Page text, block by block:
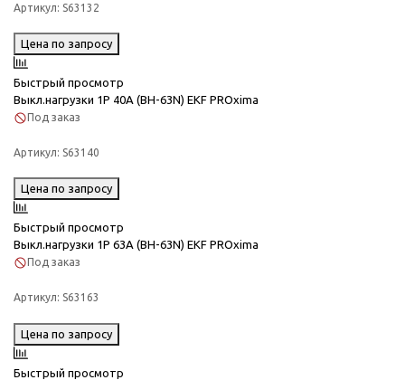
Артикул: S63132
Цена по запросу
Быстрый просмотр
Выкл.нагрузки 1Р 40А (ВН-63N) EKF PROxima
Под заказ
Артикул: S63140
Цена по запросу
Быстрый просмотр
Выкл.нагрузки 1Р 63А (ВН-63N) EKF PROxima
Под заказ
Артикул: S63163
Цена по запросу
Быстрый просмотр